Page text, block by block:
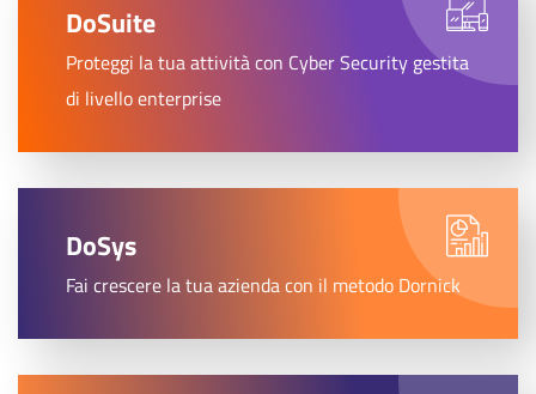
DoSuite
Proteggi la tua attività con Cyber Security gestita
di livello enterprise
DoSys
Fai crescere la tua azienda con il metodo Dornick